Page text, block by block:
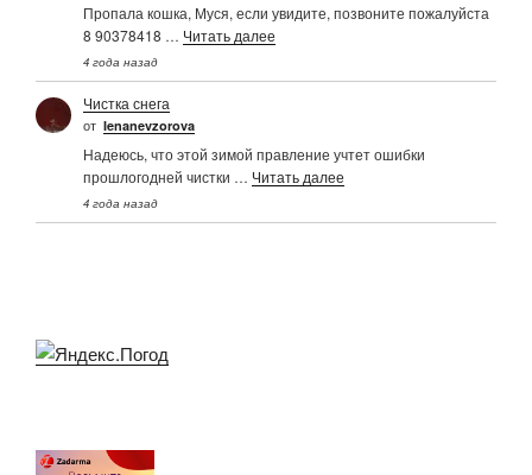
Пропала кошка, Муся, если увидите, позвоните пожалуйста
8 90378418 … Читать далее
4 года назад
Чистка снега
от Ienanevzorova
Надеюсь, что этой зимой правление учтет ошибки
прошлогодней чистки … Читать далее
4 года назад